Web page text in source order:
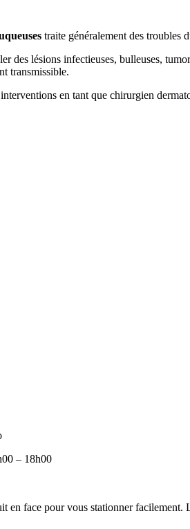
traite généralement des troubles
des lésions infectieuses, bulleuses,
transmissible.
en tant que chirurgien
– 18h00
en face pour vous stationner facilement.